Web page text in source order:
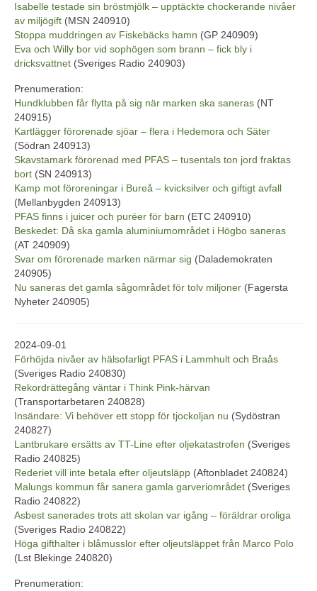
Isabelle testade sin bröstmjölk – upptäckte chockerande nivåer
av miljögift (MSN 240910)
Stoppa muddringen av Fiskebäcks hamn (GP 240909)
Eva och Willy bor vid sophögen som brann – fick bly i
dricksvattnet (Sveriges Radio 240903)
Prenumeration:
Hundklubben får flytta på sig när marken ska saneras (NT
240915)
Kartlägger förorenade sjöar – flera i Hedemora och Säter
(Södran 240913)
Skavstamark förorenad med PFAS – tusentals ton jord fraktas
bort (SN 240913)
Kamp mot föroreningar i Bureå – kvicksilver och giftigt avfall
(Mellanbygden 240913)
PFAS finns i juicer och puréer för barn (ETC 240910)
Beskedet: Då ska gamla aluminiumområdet i Högbo saneras
(AT 240909)
Svar om förorenade marken närmar sig (Dalademokraten
240905)
Nu saneras det gamla sågområdet för tolv miljoner (Fagersta
Nyheter 240905)
2024-09-01
Förhöjda nivåer av hälsofarligt PFAS i Lammhult och Braås
(Sveriges Radio 240830)
Rekordrättegång väntar i Think Pink-härvan
(Transportarbetaren 240828)
Insändare: Vi behöver ett stopp för tjockoljan nu (Sydöstran
240827)
Lantbrukare ersätts av TT-Line efter oljekatastrofen (Sveriges
Radio 240825)
Rederiet vill inte betala efter oljeutsläpp (Aftonbladet 240824)
Malungs kommun får sanera gamla garveriområdet (Sveriges
Radio 240822)
Asbest sanerades trots att skolan var igång – föräldrar oroliga
(Sveriges Radio 240822)
Höga gifthalter i blåmusslor efter oljeutsläppet från Marco Polo
(Lst Blekinge 240820)
Prenumeration: